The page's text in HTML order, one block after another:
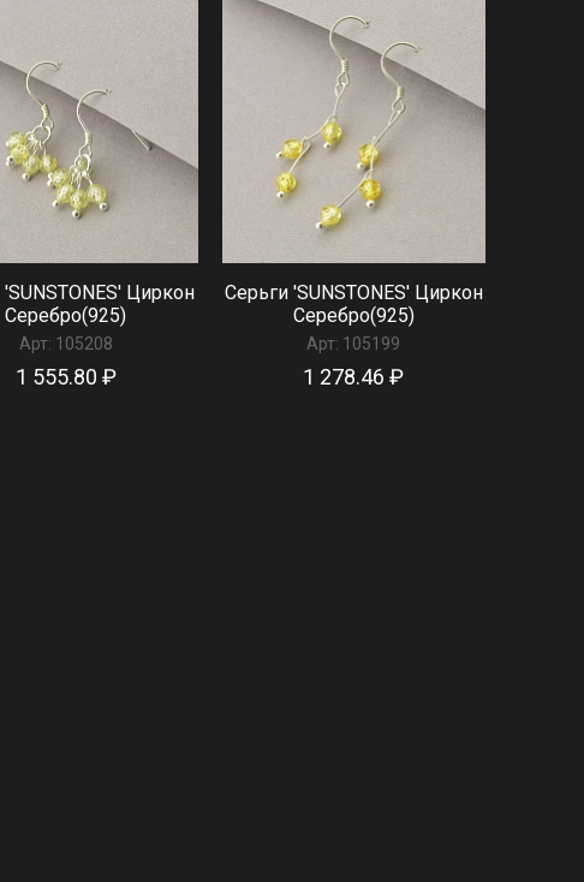
Циркон
Серебро(925)
Арт: 105208
1 555.80 ₽
Серьги 'SUNSTONES' Циркон
Серебро(925)
Арт: 105199
1 278.46 ₽